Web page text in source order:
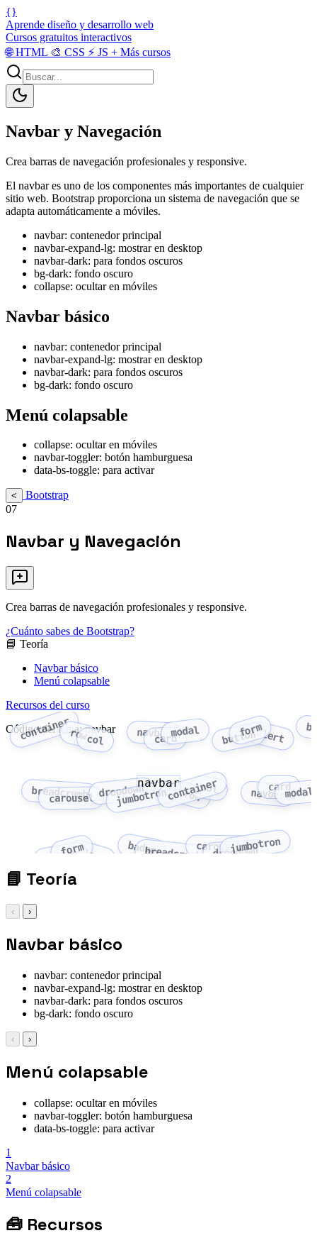
{}
Aprende diseño y desarrollo web
Cursos gratuitos interactivos
🌐HTML 🎨 CSS ⚡ JS + Más cursos
Navbar y Navegación
Crea barras de navegación profesionales y responsive.
El navbar es uno de los componentes más importantes de cualquier
sitio web. Bootstrap proporciona un sistema de navegación que se
adapta automáticamente a móviles.
navbar: contenedor principal
navbar-expand-lg: mostrar en desktop
navbar-dark: para fondos oscuros
bg-dark: fondo oscuro
collapse: ocultar en móviles
Navbar básico
navbar: contenedor principal
navbar-expand-lg: mostrar en desktop
navbar-dark: para fondos oscuros
bg-dark: fondo oscuro
Menú colapsable
collapse: ocultar en móviles
navbar-toggler: botón hamburguesa
data-bs-toggle: para activar
<
Bootstrap
07
Navbar y Navegación
Crea barras de navegación profesionales y responsive.
¿Cuánto sabes de Bootstrap?
📘 Teoría
Navbar básico
Menú colapsable
Recursos del curso
Código del tema: navbar
containerrowcol
navbar
cardmodal button
formalert
breadcrumb
carousel dropdown
jumbotroncontainer
rowcol navbar
cardmodal
button
formalert badgebreadcrumbcarousel
dropdown
jumbotron
navbar
📘 Teoría
‹ ›
Navbar básico
navbar: contenedor principal
navbar-expand-lg: mostrar en desktop
navbar-dark: para fondos oscuros
bg-dark: fondo oscuro
‹ ›
Menú colapsable
collapse: ocultar en móviles
navbar-toggler: botón hamburguesa
data-bs-toggle: para activar
1
Navbar básico
2
Menú colapsable
🧰 Recursos